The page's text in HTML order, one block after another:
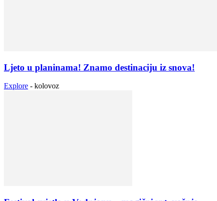
Ljeto u planinama! Znamo destinaciju iz snova!
Explore - kolovoz